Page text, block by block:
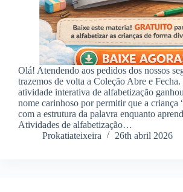
Olá! Atendendo aos pedidos dos nossos
trazemos de volta a Coleção Abre e Fecha.
atividade interativa de alfabetização
nome carinhoso por permitir que a criança
com a estrutura da palavra enquanto
Atividades de alfabetização…
Prokatiateixeira
26th abril 2026